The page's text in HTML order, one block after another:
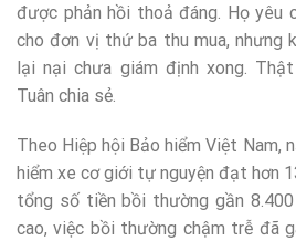
được phản hồi thoả đáng. Họ yêu
cho đơn vị thứ ba thu mua, nhưng
lại nại chưa giám định xong.
Tuân chia sẻ.
Theo Hiệp hội Bảo hiểm Việt Nam,
hiểm xe cơ giới tự nguyện đạt hơn
tổng số tiền bồi thường gần
cao, việc bồi thường chậm trễ đã